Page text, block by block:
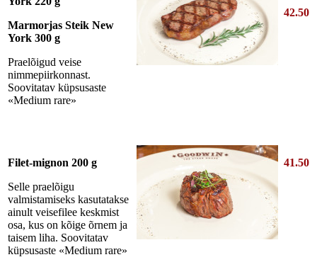
Marmorjas Steik New
York 300 g
Praelõigud veise
nimmepiirkonnast.
Soovitatav küpsusaste
«Medium rare»
42.50
Filet-mignon 200 g
Selle praelõigu
valmistamiseks kasutatakse
ainult veisefilee keskmist
osa, kus on kõige õrnem ja
taisem liha. Soovitatav
küpsusaste «Medium rare»
41.50